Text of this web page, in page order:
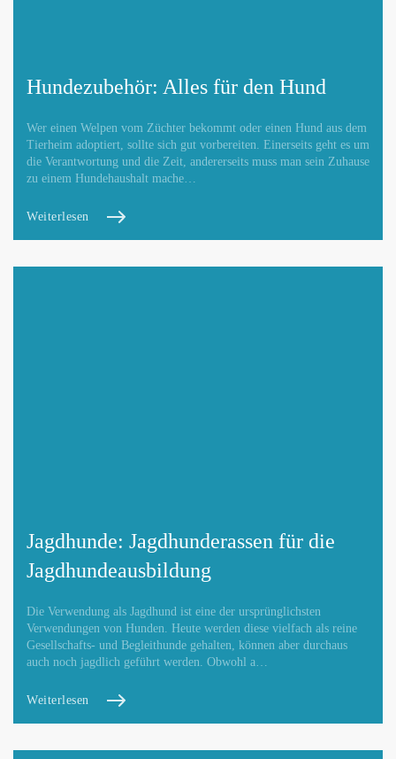
Hundezubehör: Alles für den Hund
Wer einen Welpen vom Züchter bekommt oder einen Hund aus dem
Tierheim adoptiert, sollte sich gut vorbereiten. Einerseits geht es um
die Verantwortung und die Zeit, andererseits muss man sein Zuhause
zu einem Hundehaushalt mache…
Weiterlesen
Jagdhunde: Jagdhunderassen für die
Jagdhundeausbildung
Die Verwendung als Jagdhund ist eine der ursprünglichsten
Verwendungen von Hunden. Heute werden diese vielfach als reine
Gesellschafts- und Begleithunde gehalten, können aber durchaus
auch noch jagdlich geführt werden. Obwohl a…
Weiterlesen